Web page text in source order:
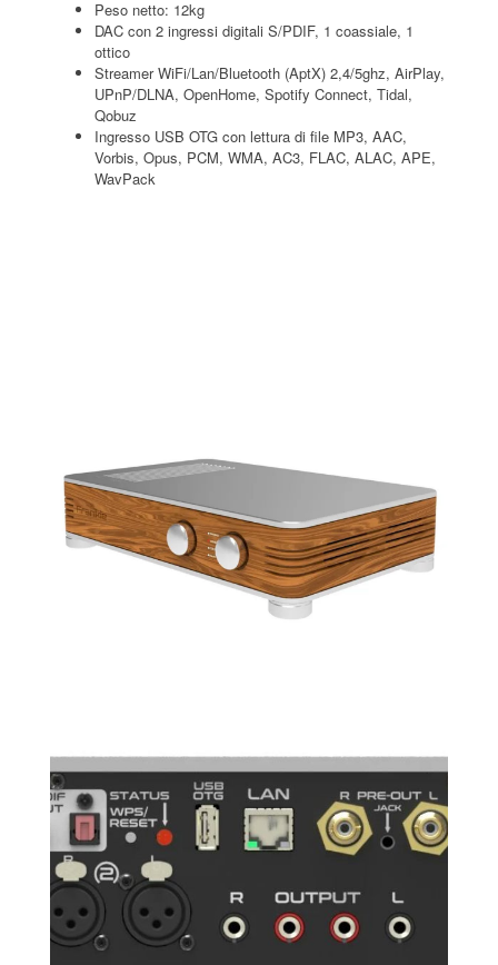
Peso netto: 12kg
DAC con 2 ingressi digitali S/PDIF, 1 coassiale, 1
ottico
Streamer WiFi/Lan/Bluetooth (AptX) 2,4/5ghz, AirPlay,
UPnP/DLNA, OpenHome, Spotify Connect, Tidal,
Qobuz
Ingresso USB OTG con lettura di file MP3, AAC,
Vorbis, Opus, PCM, WMA, AC3, FLAC, ALAC, APE,
WavPack